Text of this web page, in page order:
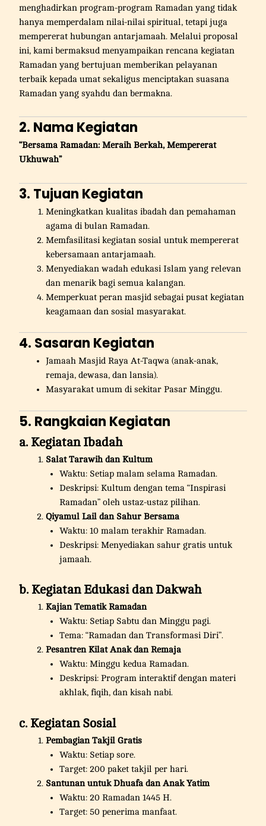
menghadirkan program-program Ramadan yang tidak
hanya memperdalam nilai-nilai spiritual, tetapi juga
mempererat hubungan antarjamaah. Melalui proposal
ini, kami bermaksud menyampaikan rencana kegiatan
Ramadan yang bertujuan memberikan pelayanan
terbaik kepada umat sekaligus menciptakan suasana
Ramadan yang syahdu dan bermakna.
2. Nama Kegiatan
“Bersama Ramadan: Meraih Berkah, Mempererat
Ukhuwah”
3. Tujuan Kegiatan
Meningkatkan kualitas ibadah dan pemahaman
agama di bulan Ramadan.
Memfasilitasi kegiatan sosial untuk mempererat
kebersamaan antarjamaah.
Menyediakan wadah edukasi Islam yang relevan
dan menarik bagi semua kalangan.
Memperkuat peran masjid sebagai pusat kegiatan
keagamaan dan sosial masyarakat.
4. Sasaran Kegiatan
Jamaah Masjid Raya At-Taqwa (anak-anak,
remaja, dewasa, dan lansia).
Masyarakat umum di sekitar Pasar Minggu.
5. Rangkaian Kegiatan
a. Kegiatan Ibadah
Salat Tarawih dan Kultum
Waktu: Setiap malam selama Ramadan.
Deskripsi: Kultum dengan tema “Inspirasi
Ramadan” oleh ustaz-ustaz pilihan.
Qiyamul Lail dan Sahur Bersama
Waktu: 10 malam terakhir Ramadan.
Deskripsi: Menyediakan sahur gratis untuk
jamaah.
b. Kegiatan Edukasi dan Dakwah
Kajian Tematik Ramadan
Waktu: Setiap Sabtu dan Minggu pagi.
Tema: “Ramadan dan Transformasi Diri”.
Pesantren Kilat Anak dan Remaja
Waktu: Minggu kedua Ramadan.
Deskripsi: Program interaktif dengan materi
akhlak, fiqih, dan kisah nabi.
c. Kegiatan Sosial
Pembagian Takjil Gratis
Waktu: Setiap sore.
Target: 200 paket takjil per hari.
Santunan untuk Dhuafa dan Anak Yatim
Waktu: 20 Ramadan 1445 H.
Target: 50 penerima manfaat.